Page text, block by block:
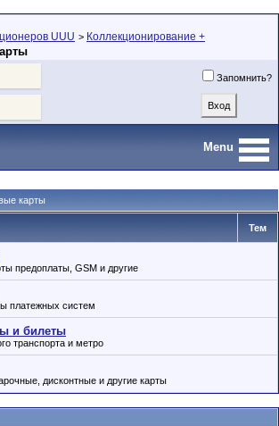
UUU > Коллекционирование +
Запомнить?
Menu
карты
Тем
предоплаты, GSM и другие
платежных систем
и билеты
транспорта и метро
дисконтные и другие карты